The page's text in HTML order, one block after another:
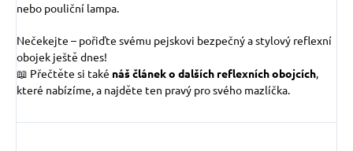
nebo pouliční lampa.
Nečekejte – pořiďte svému pejskovi bezpečný a stylový reflexní
obojek ještě dnes!
📖 Přečtěte si také náš článek o dalších reflexních obojcích,
které nabízíme, a najděte ten pravý pro svého mazlíčka.